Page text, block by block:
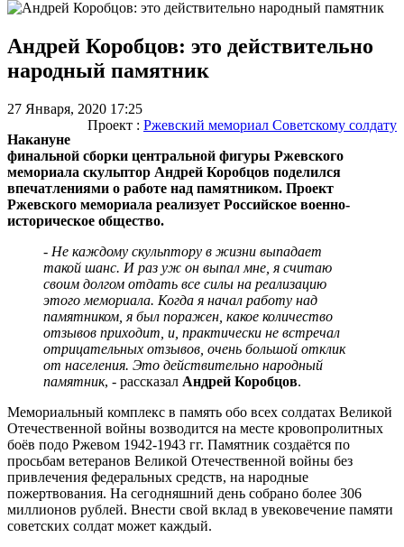
Андрей Коробцов: это действительно
народный памятник
27 Января, 2020 17:25
Проект : Ржевский мемориал Советскому солдату
Накануне
финальной сборки центральной фигуры Ржевского
мемориала скульптор Андрей Коробцов поделился
впечатлениями о работе над памятником. Проект
Ржевского мемориала реализует Российское военно-
историческое общество.
- Не каждому скульптору в жизни выпадает
такой шанс. И раз уж он выпал мне, я считаю
своим долгом отдать все силы на реализацию
этого мемориала. Когда я начал работу над
памятником, я был поражен, какое количество
отзывов приходит, и, практически не встречал
отрицательных отзывов, очень большой отклик
от населения. Это действительно народный
памятник, - рассказал Андрей Коробцов.
Мемориальный комплекс в память обо всех солдатах Великой
Отечественной войны возводится на месте кровопролитных
боёв подо Ржевом 1942-1943 гг. Памятник создаётся по
просьбам ветеранов Великой Отечественной войны без
привлечения федеральных средств, на народные
пожертвования. На сегодняшний день собрано более 306
миллионов рублей. Внести свой вклад в увековечение памяти
советских солдат может каждый.